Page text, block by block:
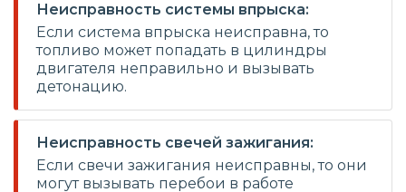
Неисправность системы впрыска:
Если система впрыска неисправна, то
топливо может попадать в цилиндры
двигателя неправильно и вызывать
детонацию.
Неисправность свечей зажигания:
Если свечи зажигания неисправны, то они
могут вызывать перебои в работе